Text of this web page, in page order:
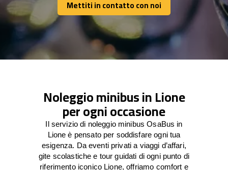
Mettiti in contatto con noi
Mettiti in contatto con noi
Noleggio minibus in Lione
per ogni occasione
Il servizio di noleggio minibus OsaBus in
Lione è pensato per soddisfare ogni tua
esigenza. Da eventi privati a viaggi d’affari,
gite scolastiche e tour guidati di ogni punto di
riferimento iconico Lione, offriamo comfort e